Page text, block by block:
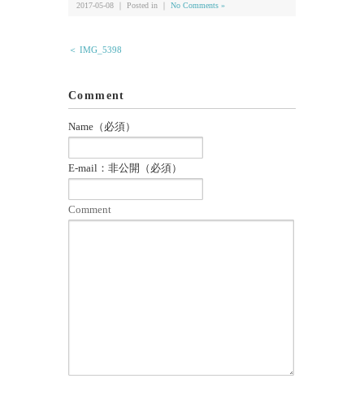
2017-05-08 ｜ Posted in ｜ No Comments »
＜ IMG_5398
Comment
Name（必須）
E-mail：非公開（必須）
Comment